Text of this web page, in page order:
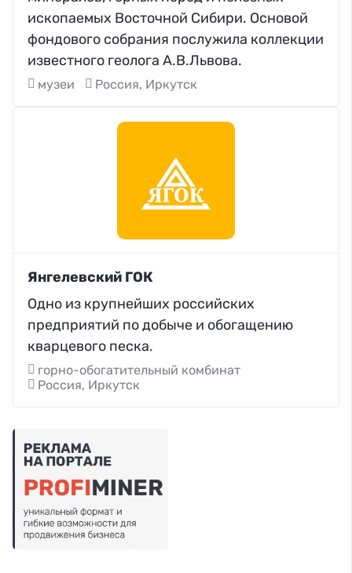
ископаемых Восточной Сибири. Основой
фондового собрания послужила коллекции
известного геолога А.В.Львова.
музеи Россия, Иркутск
Янгелевский ГОК
Одно из крупнейших российских
предприятий по добыче и обогащению
кварцевого песка.
горно-обогатительный комбинат
Россия, Иркутск